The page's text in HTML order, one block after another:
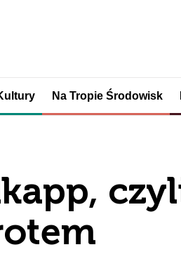
Na Tropie Środowisk